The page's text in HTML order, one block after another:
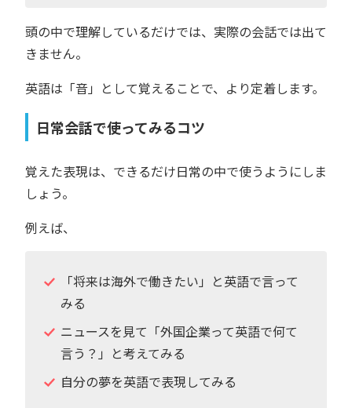
頭の中で理解しているだけでは、実際の会話では出て
きません。
英語は「音」として覚えることで、より定着します。
日常会話で使ってみるコツ
覚えた表現は、できるだけ日常の中で使うようにしま
しょう。
例えば、
「将来は海外で働きたい」と英語で言って
みる
ニュースを見て「外国企業って英語で何て
言う？」と考えてみる
自分の夢を英語で表現してみる